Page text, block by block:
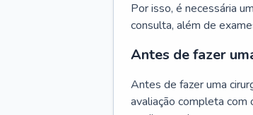
Por isso, é necessária
consulta, além de
Antes de fazer
Antes de fazer uma
avaliação completa com